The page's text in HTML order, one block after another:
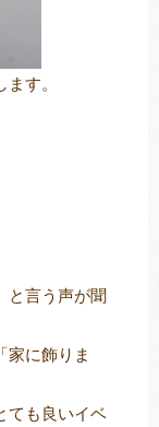
す。
と言う声が聞
家に飾りま
ても良いイベ